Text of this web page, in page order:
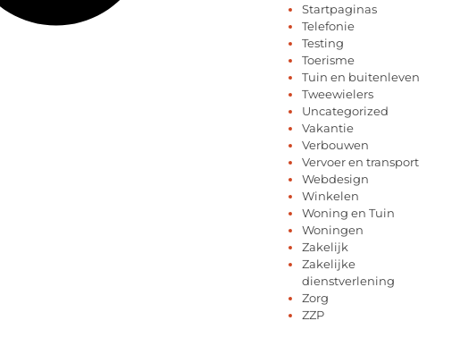
Startpaginas
Telefonie
Testing
Toerisme
Tuin en buitenleven
Tweewielers
Uncategorized
Vakantie
Verbouwen
Vervoer en transport
Webdesign
Winkelen
Woning en Tuin
Woningen
Zakelijk
Zakelijke
dienstverlening
Zorg
ZZP